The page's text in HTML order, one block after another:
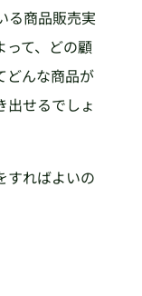
る商品販売実
って、どの顧
どんな商品が
出せるでしょ
すればよいの